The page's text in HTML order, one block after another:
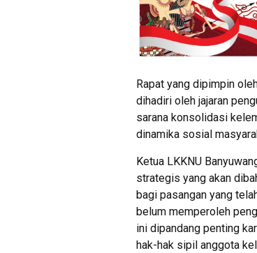
Rapat yang dipimpin
dihadiri oleh jajaran
sarana konsolidasi
dinamika sosial
Ketua LKKNU
strategis yang akan
bagi pasangan yang
belum memperoleh
ini dipandang penting
hak-hak sipil anggota